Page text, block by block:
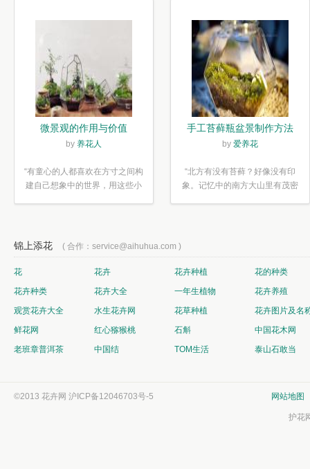
微景观的作用与价值
by 养花人
“有童心的人都喜欢在方寸之间构
建自己想象中的世界，用这些小
手工苔藓瓶盆景制作方法
by 爱养花
“北方有没有苔藓？好像没有印
象。记忆中的南方大山里有茂密
锦上添花 ( 合作：service@aihuhua.com )
花 花卉 花卉种植
花的种类
花卉种类
花卉大全 一年生植物
花卉养殖
观赏花卉大全
水生花卉网 花草种植
花卉图片及名
鲜花网
红心猕猴桃 石斛
中国花木网
老班章普洱茶
中国结 TOM生活 泰山石敢当
©2013 花卉网 沪ICP备12046703号-5 网站地图
护花